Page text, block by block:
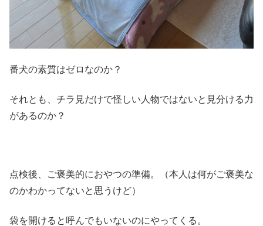
番犬の素質はゼロなのか？
それとも、チラ見だけで怪しい人物ではないと見分ける力
があるのか？
点検後、ご褒美的におやつの準備。（本人は何がご褒美な
のかわかってないと思うけど）
袋を開けると呼んでもいないのにやってくる。